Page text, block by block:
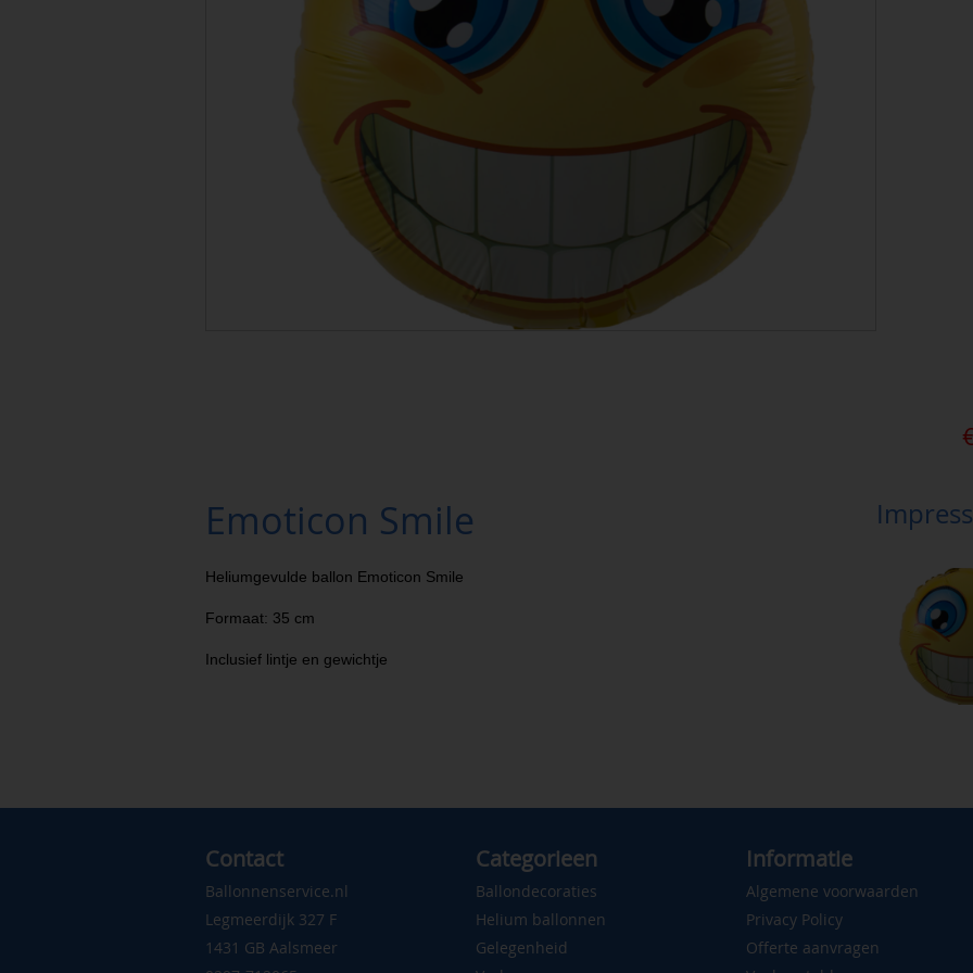
Emoticon Smile
Heliumgevulde ballon Emoticon Smile
Formaat: 35 cm
Inclusief lintje en gewichtje
Contact
Ballonnenservice.nl
Legmeerdijk 327 F
1431 GB Aalsmeer
Categorieen
Ballondecoraties
Helium ballonnen
Gelegenheid
Informatie
Algemene voorwaarden
Privacy Policy
Offerte aanvragen